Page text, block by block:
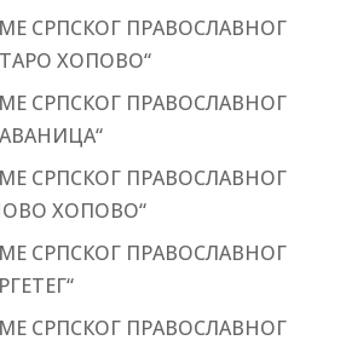
СРПСКОГ ПРАВОСЛАВНОГ
ХОПОВО“
СРПСКОГ ПРАВОСЛАВНОГ
СРПСКОГ ПРАВОСЛАВНОГ
ХОПОВО“
СРПСКОГ ПРАВОСЛАВНОГ
СРПСКОГ ПРАВОСЛАВНОГ